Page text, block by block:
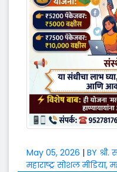
May 05, 2026 | BY
महाराष्ट्र सोशल मीडिया,